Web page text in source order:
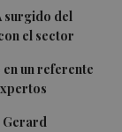
surgido del
el sector
un referente
Gerard